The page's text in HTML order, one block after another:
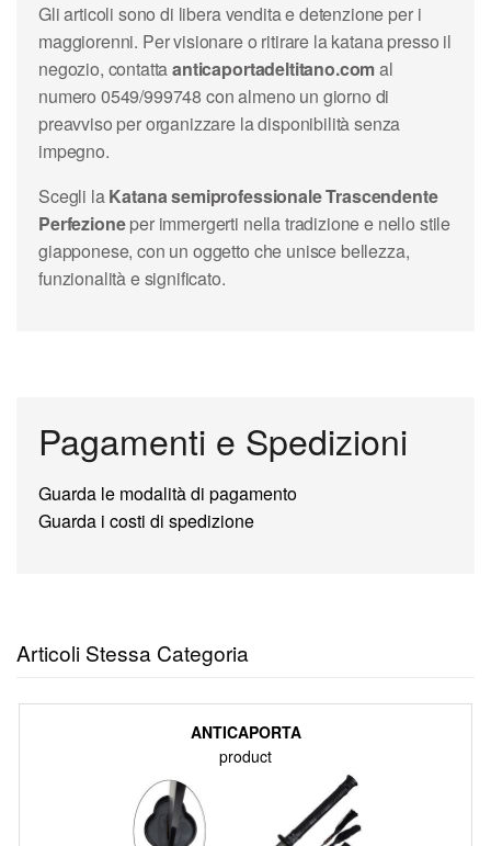
Gli articoli sono di libera vendita e detenzione per i
maggiorenni. Per visionare o ritirare la katana presso il
negozio, contattaanticaportadeltitano.comal
numero 0549/999748 con almeno un giorno di
preavviso per organizzare la disponibilità senza
impegno.
Scegli laKatana semiprofessionale Trascendente
Perfezioneper immergerti nella tradizione e nello stile
giapponese, con un oggetto che unisce bellezza,
funzionalità e significato.
Pagamenti e Spedizioni
Guarda le modalità di pagamento
Guarda i costi di spedizione
Articoli Stessa Categoria
ANTICAPORTA
product